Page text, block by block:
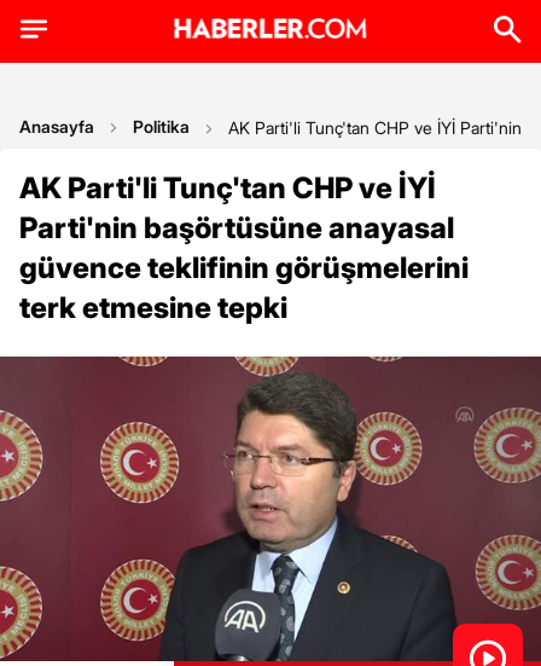
Anasayfa Politika AK Parti'li Tunç'tan CHP ve İYİ Parti'nin
AK Parti'li Tunç'tan CHP ve İYİ
Parti'nin başörtüsüne anayasal
güvence teklifinin görüşmelerini
terk etmesine tepki